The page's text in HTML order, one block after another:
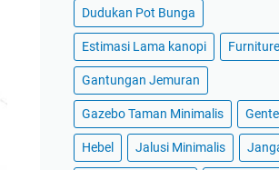
Dudukan Pot Bunga
Estimasi Lama kanopi Furniture
Gantungan Jemuran
Gazebo Taman Minimalis
Hebel Jalusi Minimalis